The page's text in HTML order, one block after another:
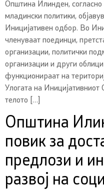
Општина Илинден, согласно
младински политики,
Иницијативен одбор. Во
членуваат поединци,
организации, политички
организации и други
функционираат на
Улогата на
телото […]
Општина
повик за
предлози и
развој на